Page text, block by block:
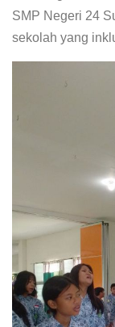
SMP Negeri 24
sekolah yang